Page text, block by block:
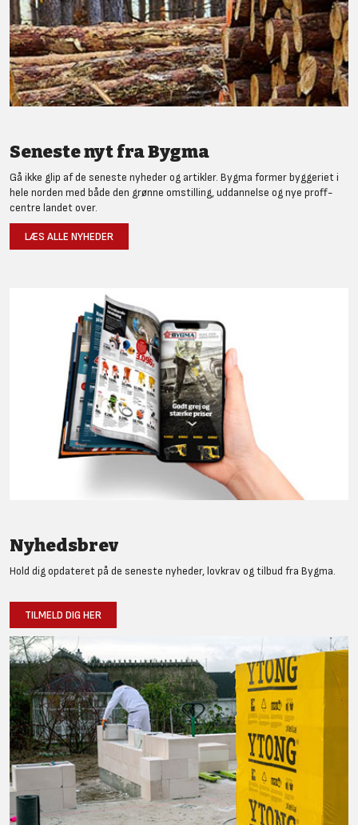
Seneste nyt fra Bygma
Gå ikke glip af de seneste nyheder og artikler. Bygma former byggeriet i
hele norden med både den grønne omstilling, uddannelse og nye proff-
centre landet over.
LÆS ALLE NYHEDER
Nyhedsbrev
Hold dig opdateret på de seneste nyheder, lovkrav og tilbud fra Bygma.
TILMELD DIG HER